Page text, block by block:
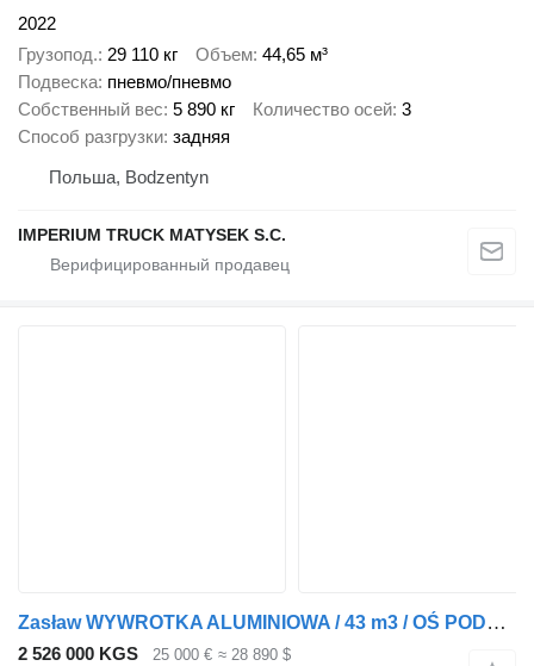
2022
Грузопод. 29 110 кг Объем 44,65 м³
Подвеска пневмо/пневмо
Собственный вес 5 890 кг Количество осей 3
Способ разгрузки задняя
Польша, Bodzentyn
IMPERIUM TRUCK MATYSEK S.C.
Zasław WYWROTKA ALUMINIOWA / 43 m3 / OŚ PODNOSZONA / OSIE SAF
2 526 000 KGS 25 000 € ≈ 28 890 $